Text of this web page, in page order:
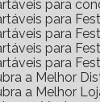
para
para
para
para
para
a Melhor
a Melhor